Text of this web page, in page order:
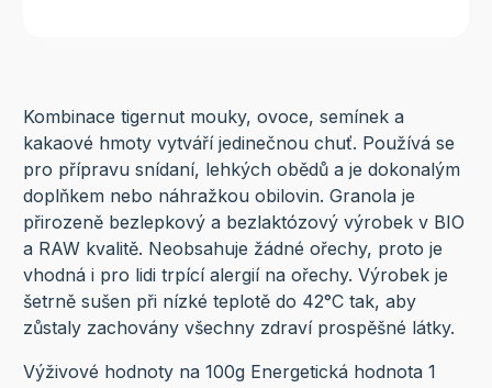
Kombinace tigernut mouky, ovoce, semínek a
kakaové hmoty vytváří jedinečnou chuť. Používá se
pro přípravu snídaní, lehkých obědů a je dokonalým
doplňkem nebo náhražkou obilovin. Granola je
přirozeně bezlepkový a bezlaktózový výrobek v BIO
a RAW kvalitě. Neobsahuje žádné ořechy, proto je
vhodná i pro lidi trpící alergií na ořechy. Výrobek je
šetrně sušen při nízké teplotě do 42°C tak, aby
zůstaly zachovány všechny zdraví prospěšné látky.
Výživové hodnoty na 100g Energetická hodnota 1